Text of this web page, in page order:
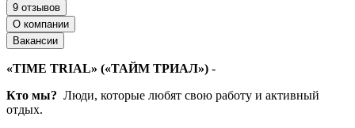
9 отзывов
О компании
Вакансии
«TIME TRIAL» («ТАЙМ ТРИАЛ») -
Кто мы? Люди, которые любят свою работу и активный
отдых.